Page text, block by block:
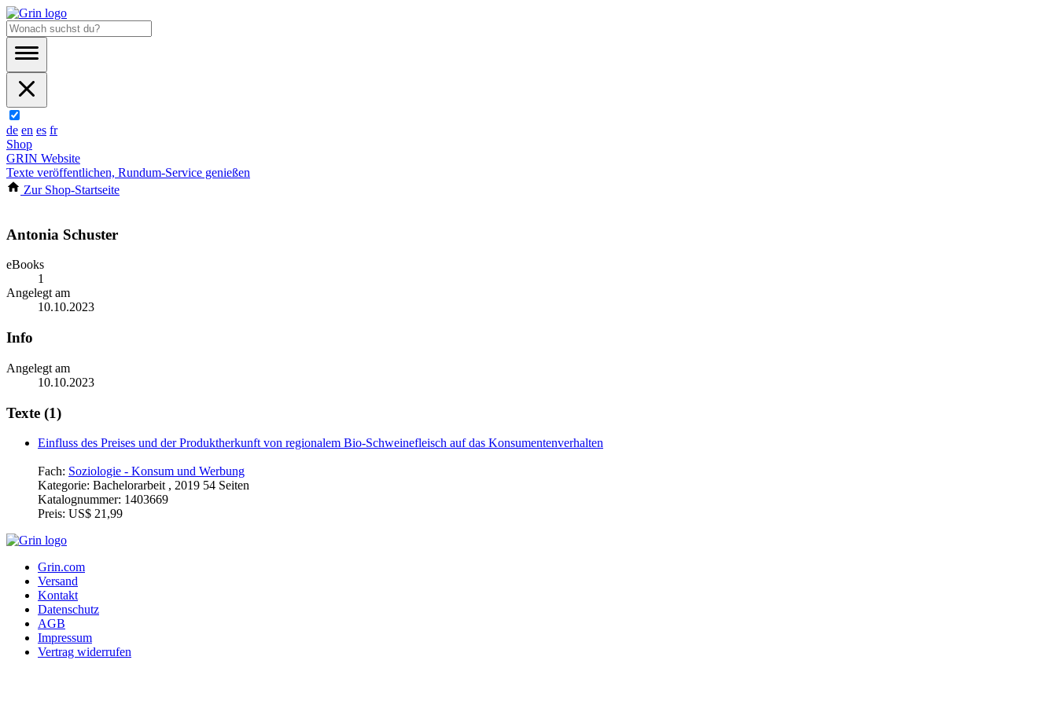
de en es fr
Shop
GRIN Website
Texte veröffentlichen, Rundum-Service genießen
Zur Shop-Startseite
Antonia Schuster
eBooks
1
Angelegt am
10.10.2023
Info
Angelegt am
10.10.2023
Texte (1)
Einfluss des Preises und der Produktherkunft von regionalem Bio-Schweinefleisch auf das Konsumentenverhalten
Fach: Soziologie - Konsum und Werbung
Kategorie: Bachelorarbeit , 2019 54 Seiten
Katalognummer: 1403669
Preis: US$ 21,99
Grin.com
Versand
Kontakt
Datenschutz
AGB
Impressum
Vertrag widerrufen